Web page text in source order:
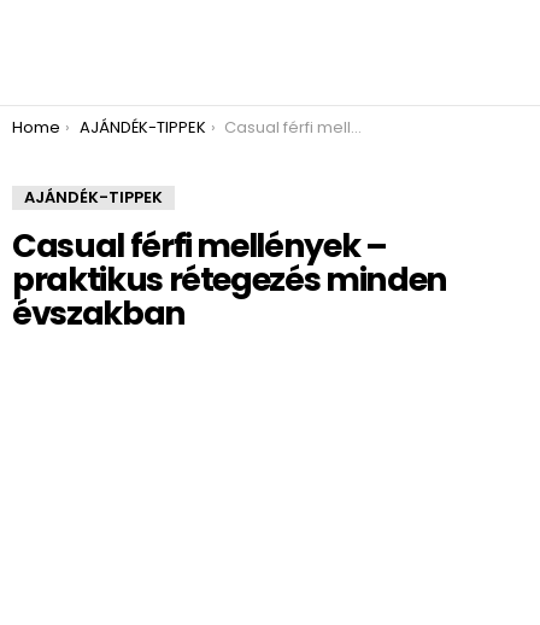
You are here:
Home AJÁNDÉK-TIPPEK Casual férfi mellények – praktikus rétegezés minden évszakban
AJÁNDÉK-TIPPEK
Casual férfi mellények –
praktikus rétegezés minden
évszakban